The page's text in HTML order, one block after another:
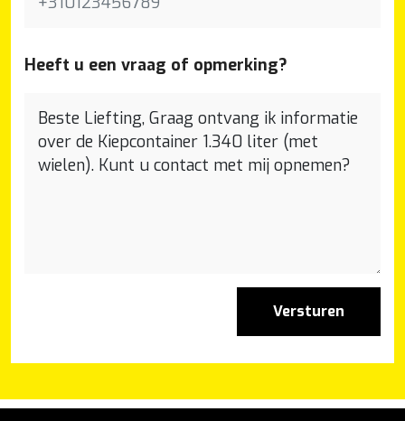
Heeft u een vraag of opmerking?
Versturen